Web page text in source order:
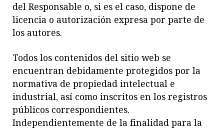
del Responsable o, si es el caso, dispone de
licencia o autorización expresa por parte de
los autores.
Todos los contenidos del sitio web se
encuentran debidamente protegidos por la
normativa de propiedad intelectual e
industrial, así como inscritos en los registros
públicos correspondientes.
Independientemente de la finalidad para la